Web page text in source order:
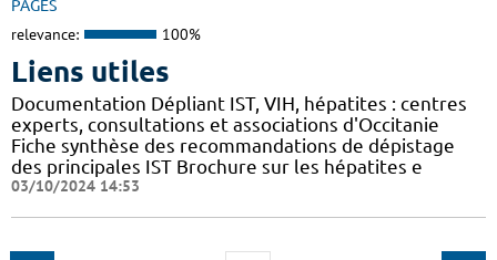
PAGES
relevance: 100%
Liens utiles
Documentation Dépliant IST, VIH, hépatites : centres
experts, consultations et associations d'Occitanie
Fiche synthèse des recommandations de dépistage
des principales IST Brochure sur les hépatites e
03/10/2024 14:53